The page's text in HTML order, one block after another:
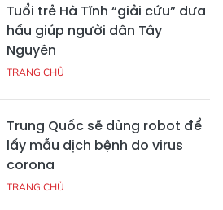
Tuổi trẻ Hà Tĩnh “giải cứu” dưa
hấu giúp người dân Tây
Nguyên
TRANG CHỦ
Trung Quốc sẽ dùng robot để
lấy mẫu dịch bệnh do virus
corona
TRANG CHỦ